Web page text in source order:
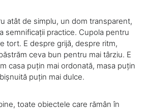
atât de simplu, un dom transparent,
semnificații practice. Cupola pentru
tort. E despre grijă, despre ritm,
ceva bun pentru mai târziu. E
casa puțin mai ordonată, masa puțin
puțin mai dulce.
toate obiectele care rămân în